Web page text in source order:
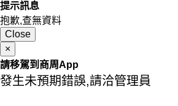
提示訊息
抱歉,查無資料
Close
×
請移駕到商周App
發生未預期錯誤,請洽管理員